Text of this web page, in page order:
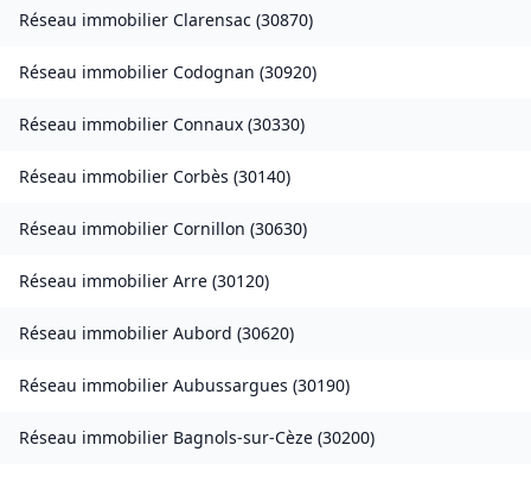
Réseau immobilier Clarensac (30870)
Réseau immobilier Codognan (30920)
Réseau immobilier Connaux (30330)
Réseau immobilier Corbès (30140)
Réseau immobilier Cornillon (30630)
Réseau immobilier Arre (30120)
Réseau immobilier Aubord (30620)
Réseau immobilier Aubussargues (30190)
Réseau immobilier Bagnols-sur-Cèze (30200)